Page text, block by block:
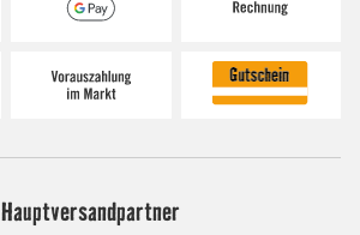
Hauptversandpartner